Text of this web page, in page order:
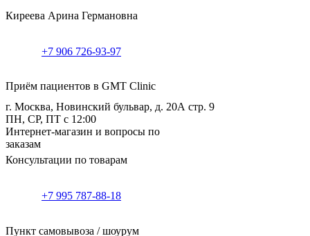
Киреева Арина Германовна
+7 906 726-93-97
Приём пациентов в GMT Clinic
г. Москва, Новинский бульвар, д. 20А стр. 9
ПН, СР, ПТ с 12:00
Интернет-магазин и вопросы по
заказам
Консультации по товарам
+7 995 787-88-18
Пункт самовывоза / шоурум